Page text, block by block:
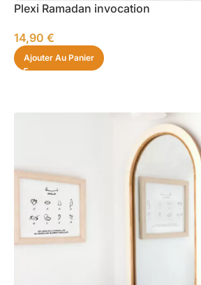
Plexi Ramadan invocation
14,90 €
Ajouter Au Panier